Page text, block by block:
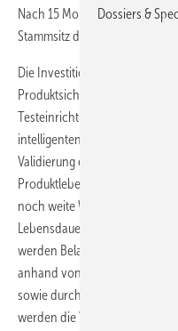
Nach 15 Monaten Bauzeit
Stammsitz durchzuführenden
Die Investition von circa 8
Produktsicherheit und -
Testeinrichtungen auf einer
intelligenten
Validierung entlang des
Produktlebenszyklus. Bis zum
noch weite Wege zurück.
Lebensdauer bereits vor der
werden Belastungen, die
anhand von unterschiedlich
sowie durch einzelne
werden die Ventilatoren
Dossiers &